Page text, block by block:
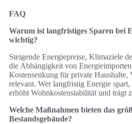
FAQ
Warum ist langfristiges Sparen bei
wichtig?
Steigende Energiepreise, Klimaziele
die Abhängigkeit von
Kostensenkung für private Haushalte,
relevant. Wer langfristig Energie
erhöht Wohnkostenstabilität und trägt
Welche Maßnahmen bieten das
Bestandsgebäude?